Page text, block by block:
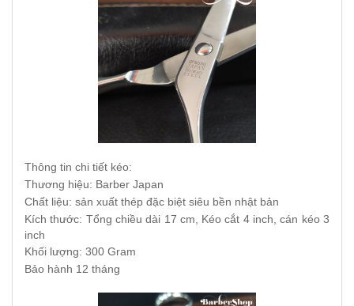
Thông tin chi tiết kéo:
Thương hiệu: Barber Japan
Chất liệu: sản xuất thép đặc biệt siêu bền nhật bản
Kích thước: Tổng chiều dài 17 cm, Kéo cắt 4 inch, cán kéo 3
inch
Khối lượng: 300 Gram
Bảo hành 12 tháng